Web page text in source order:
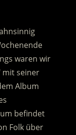
waren wir
mit seiner
Album
befindet
Folk über